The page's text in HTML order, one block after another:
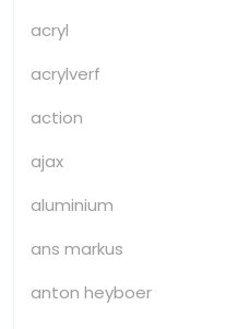
acryl
acrylverf
action
ajax
aluminium
ans markus
anton heyboer